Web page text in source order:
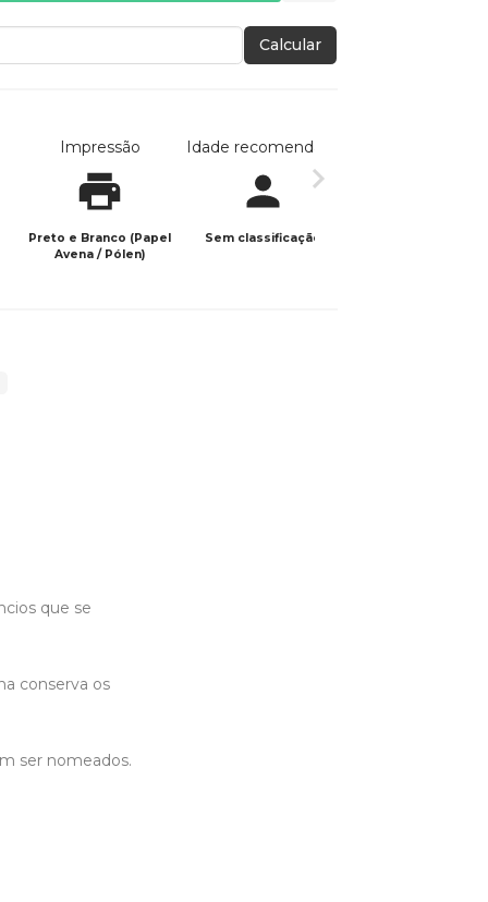
Calcular
Impressão
Preto e Branco (Papel
Avena / Pólen)
Idade recomendada
Sem classificação
que se
conserva os
ser nomeados.